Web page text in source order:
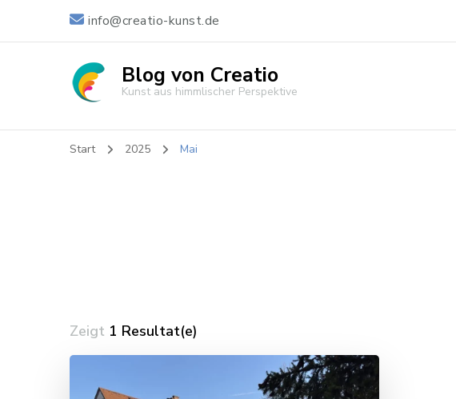
info@creatio-kunst.de
Blog von Creatio
Kunst aus himmlischer Perspektive
Start 2025 Mai
Zeigt 1 Resultat(e)